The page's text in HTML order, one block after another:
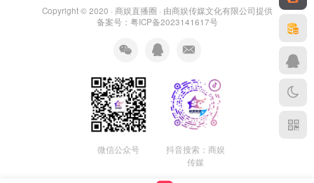
Copyright © 2020 · 商娱直播圈 · 由商娱传媒文化有限公司提供
备案号：粤ICP备2023141617号
微信公众号
抖音搜索：商娱
传媒